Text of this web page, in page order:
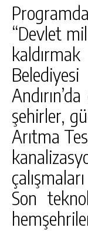
“Devlet
şehirler,
Arıtma
Son